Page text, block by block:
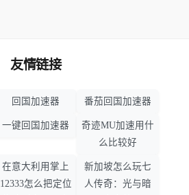
友情链接
回国加速器 番茄回国加速器
一键回国加速器
奇迹MU加速用什
么比较好
在意大利用掌上
12333怎么把定位
新加坡怎么玩七
人传奇：光与暗